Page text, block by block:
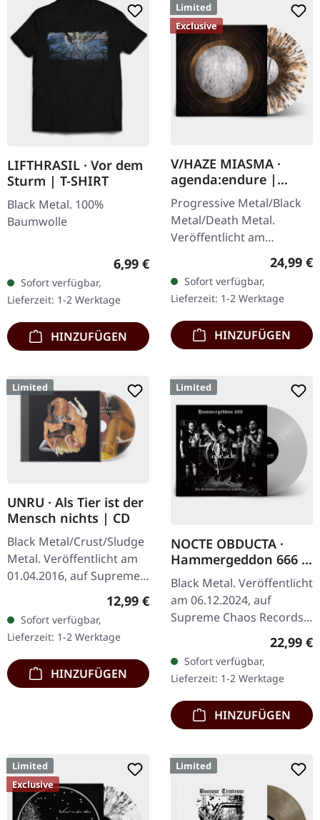
LIFTHRASIL · Vor dem
Sturm | T-SHIRT
Black Metal. 100%
Baumwolle
Regulärer Preis:
6,99 €
Sofort verfügbar,
Lieferzeit: 1-2 Werktage
HINZUFÜGEN
Limited
Exclusive
V/HAZE MIASMA ·
agenda:endure |
SPLATTER LP
Progressive Metal/Black
Metal/Death Metal.
Veröffentlicht am
08.12.2023, auf Supreme
Chaos Records. SCR
Exklusives Ultra
Clear/Silber/Gold/Schwar
z…
24,99 €
Sofort verfügbar,
Lieferzeit: 1-2 Werktage
HINZUFÜGEN
Limited
UNRU · Als Tier ist der
Mensch nichts | CD
Black Metal/Crust/Sludge
Metal. Veröffentlicht am
01.04.2016, auf Supreme
Chaos Records. Limitierte
CD im Jewelcase. Aus dem
Underground-Nichts…
Regulärer Preis:
12,99 €
Sofort verfügbar,
Lieferzeit: 1-2 Werktage
HINZUFÜGEN
Limited
NOCTE OBDUCTA ·
Hammergeddon 666 |
SILVER LP
Black Metal. Veröffentlicht
am 06.12.2024, auf
Supreme Chaos Records.
Silbernes Vinyl mit Insert,
Exemplare. Händler-
Version für…
22,99 €
Sofort verfügbar,
Lieferzeit: 1-2 Werktage
HINZUFÜGEN
Limited
Exclusive
Limited